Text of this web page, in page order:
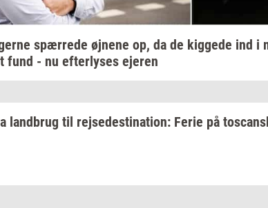
spær­re­de øj­ne­ne op, da de kig­ge­de ind i
fund - nu ef­ter­ly­ses eje­ren
land­brug til rej­se­desti­na­tion: Ferie på